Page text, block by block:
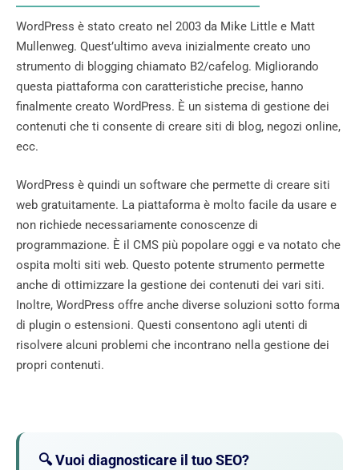
WordPress è stato creato nel 2003 da Mike Little e Matt
Mullenweg. Quest’ultimo aveva inizialmente creato uno
strumento di blogging chiamato B2/cafelog. Migliorando
questa piattaforma con caratteristiche precise, hanno
finalmente creato WordPress. È un sistema di gestione dei
contenuti che ti consente di creare siti di blog, negozi online,
ecc.
WordPress è quindi un software che permette di creare siti
web gratuitamente. La piattaforma è molto facile da usare e
non richiede necessariamente conoscenze di
programmazione. È il CMS più popolare oggi e va notato che
ospita molti siti web. Questo potente strumento permette
anche di ottimizzare la gestione dei contenuti dei vari siti.
Inoltre, WordPress offre anche diverse soluzioni sotto forma
di plugin o estensioni. Questi consentono agli utenti di
risolvere alcuni problemi che incontrano nella gestione dei
propri contenuti.
🔍 Vuoi diagnosticare il tuo SEO?